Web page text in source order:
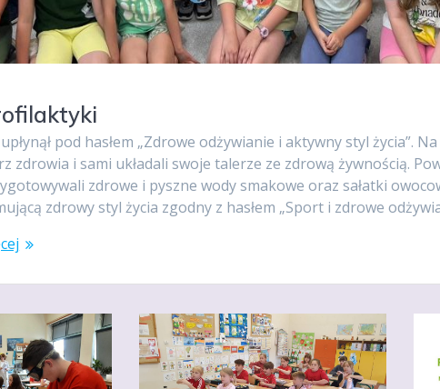
pod hasłem „Zdrowe odżywianie i aktywny styl życia”.
zdrowia i sami układali swoje talerze ze zdrową żywnością.
zdrowe i pyszne wody smakowe oraz sałatki
zdrowy styl życia zgodny z hasłem „Sport i zdrowe